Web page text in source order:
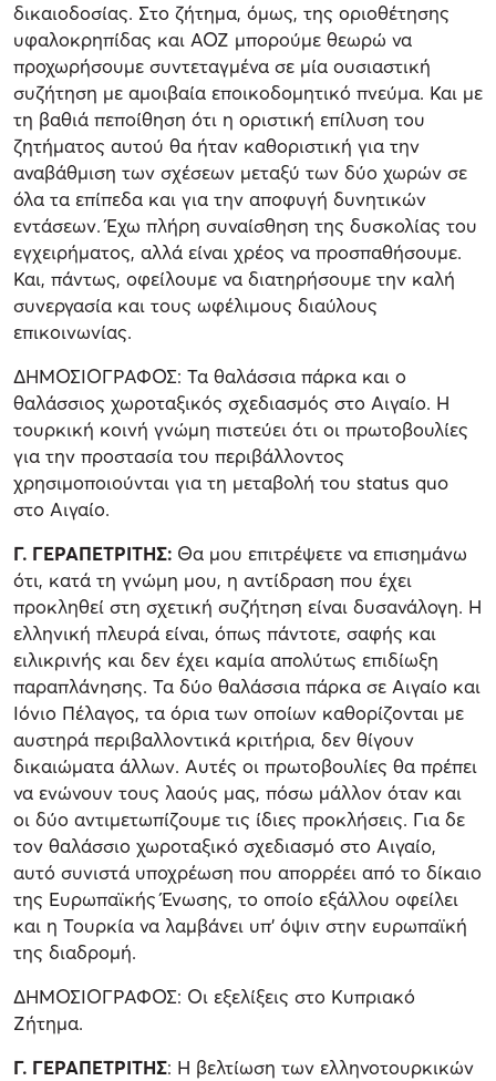
δικαιοδοσίας. Στο ζήτημα, όμως, της οριοθέτησης
υφαλοκρηπίδας και ΑΟΖ μπορούμε θεωρώ να
προχωρήσουμε συντεταγμένα σε μία ουσιαστική
συζήτηση με αμοιβαία εποικοδομητικό πνεύμα. Και με
τη βαθιά πεποίθηση ότι η οριστική επίλυση του
ζητήματος αυτού θα ήταν καθοριστική για την
αναβάθμιση των σχέσεων μεταξύ των δύο χωρών σε
όλα τα επίπεδα και για την αποφυγή δυνητικών
εντάσεων. Έχω πλήρη συναίσθηση της δυσκολίας του
εγχειρήματος, αλλά είναι χρέος να προσπαθήσουμε.
Και, πάντως, οφείλουμε να διατηρήσουμε την καλή
συνεργασία και τους ωφέλιμους διαύλους
επικοινωνίας.
ΔΗΜΟΣΙΟΓΡΑΦΟΣ: Τα θαλάσσια πάρκα και ο
θαλάσσιος χωροταξικός σχεδιασμός στο Αιγαίο. Η
τουρκική κοινή γνώμη πιστεύει ότι οι πρωτοβουλίες
για την προστασία του περιβάλλοντος
χρησιμοποιούνται για τη μεταβολή του status quo
στο Αιγαίο.
Γ. ΓΕΡΑΠΕΤΡΙΤΗΣ: Θα μου επιτρέψετε να επισημάνω
ότι, κατά τη γνώμη μου, η αντίδραση που έχει
προκληθεί στη σχετική συζήτηση είναι δυσανάλογη. Η
ελληνική πλευρά είναι, όπως πάντοτε, σαφής και
ειλικρινής και δεν έχει καμία απολύτως επιδίωξη
παραπλάνησης. Τα δύο θαλάσσια πάρκα σε Αιγαίο και
Ιόνιο Πέλαγος, τα όρια των οποίων καθορίζονται με
αυστηρά περιβαλλοντικά κριτήρια, δεν θίγουν
δικαιώματα άλλων. Αυτές οι πρωτοβουλίες θα πρέπει
να ενώνουν τους λαούς μας, πόσω μάλλον όταν και
οι δύο αντιμετωπίζουμε τις ίδιες προκλήσεις. Για δε
τον θαλάσσιο χωροταξικό σχεδιασμό στο Αιγαίο,
αυτό συνιστά υποχρέωση που απορρέει από το δίκαιο
της Ευρωπαϊκής Ένωσης, το οποίο εξάλλου οφείλει
και η Τουρκία να λαμβάνει υπ’ όψιν στην ευρωπαϊκή
της διαδρομή.
ΔΗΜΟΣΙΟΓΡΑΦΟΣ: Οι εξελίξεις στο Κυπριακό
Ζήτημα.
Γ. ΓΕΡΑΠΕΤΡΙΤΗΣ: Η βελτίωση των ελληνοτουρκικών